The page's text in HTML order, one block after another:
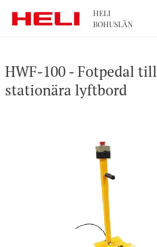
HELI
BOHUSLÄN
HWF-100 - Fotpedal till
stationära lyftbord